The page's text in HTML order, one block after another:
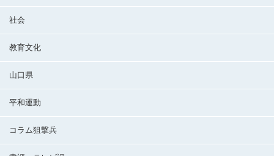
社会
教育文化
山口県
平和運動
コラム狙撃兵